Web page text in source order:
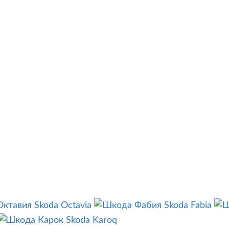
Skoda Octavia
Skoda Fabia
Skoda Karoq